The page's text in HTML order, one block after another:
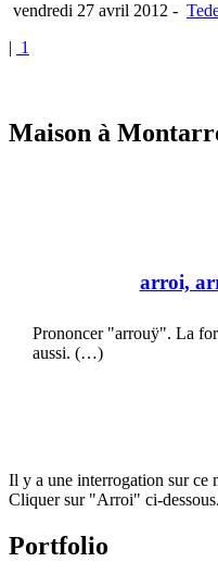
vendredi 27 avril 2012 -
| 1
Maison à
arroi,
Prononcer "arrouÿ". La
aussi. (…)
Il y a une interrogation sur ce
Cliquer sur "Arroi" ci-dessous.
Portfolio